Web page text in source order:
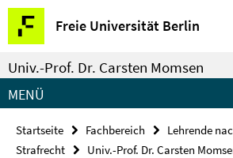
Springe
direkt
zu
Inhalt
Freie Universität Berlin
Service-
Navigation
Univ.-Prof. Dr. Carsten Momsen
MENÜ
Startseite Fachbereich
Lehrende
Strafrecht
Univ.-Prof. Dr. Carsten